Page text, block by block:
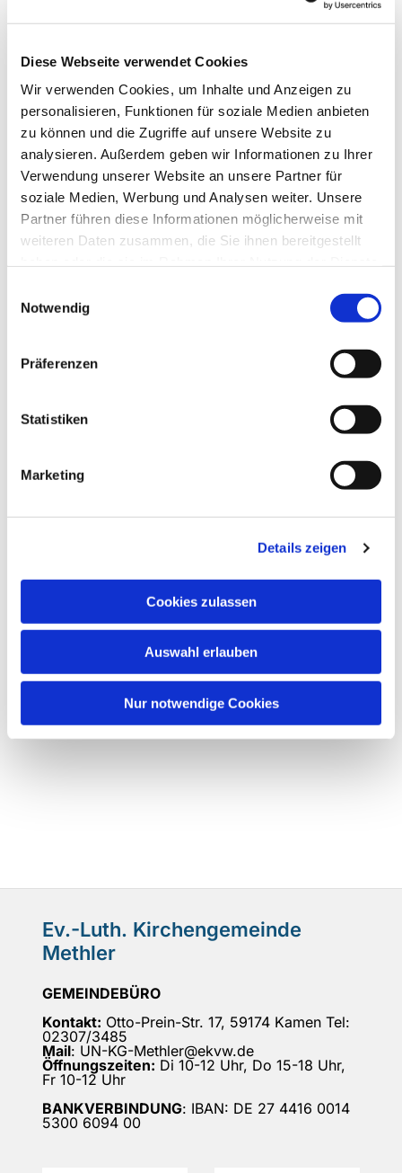
Diese Webseite verwendet Cookies
Wir verwenden Cookies, um Inhalte und Anzeigen zu
personalisieren, Funktionen für soziale Medien anbieten
zu können und die Zugriffe auf unsere Website zu
analysieren. Außerdem geben wir Informationen zu Ihrer
Verwendung unserer Website an unsere Partner für
soziale Medien, Werbung und Analysen weiter. Unsere
Partner führen diese Informationen möglicherweise mit
weiteren Daten zusammen, die Sie ihnen bereitgestellt
Notwendig
Präferenzen
Statistiken
Marketing
Details zeigen
Cookies zulassen
Auswahl erlauben
Nur notwendige Cookies
Dies könnte Sie auch
Ev.-Luth. Kirchengemeinde
Methler
GEMEINDEBÜRO
Kontakt: Otto-Prein-Str. 17, 59174 Kamen Tel:
02307/3485
Mail: UN-KG-Methler@ekvw.de
Öffnungszeiten: Di 10-12 Uhr, Do 15-18 Uhr,
Fr 10-12 Uhr
BANKVERBINDUNG: IBAN: DE 27 4416 0014
5300 6094 00